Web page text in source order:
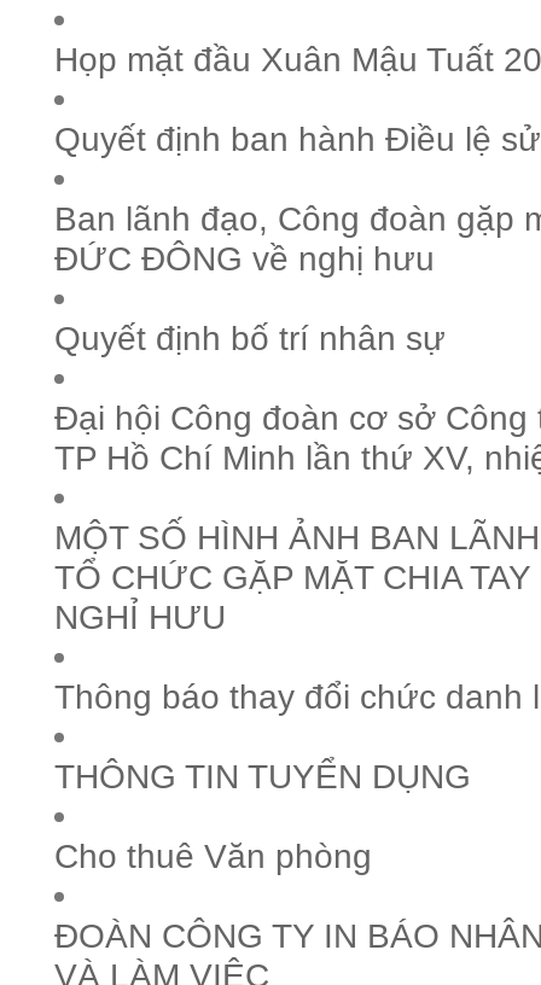
Họp mặt đầu Xuân Mậu Tuất
Quyết định ban hành Điều lệ
Ban lãnh đạo, Công đoàn gặp
ĐỨC ĐÔNG về nghị hưu
Quyết định bố trí nhân sự
Đại hội Công đoàn cơ sở Công
TP Hồ Chí Minh lần thứ XV,
MỘT SỐ HÌNH ẢNH BAN
TỔ CHỨC GẶP MẶT CHIA
NGHỈ HƯU
Thông báo thay đổi chức danh
THÔNG TIN TUYỂN DỤNG
Cho thuê Văn phòng
ĐOÀN CÔNG TY IN BÁO
VÀ LÀM VIỆC